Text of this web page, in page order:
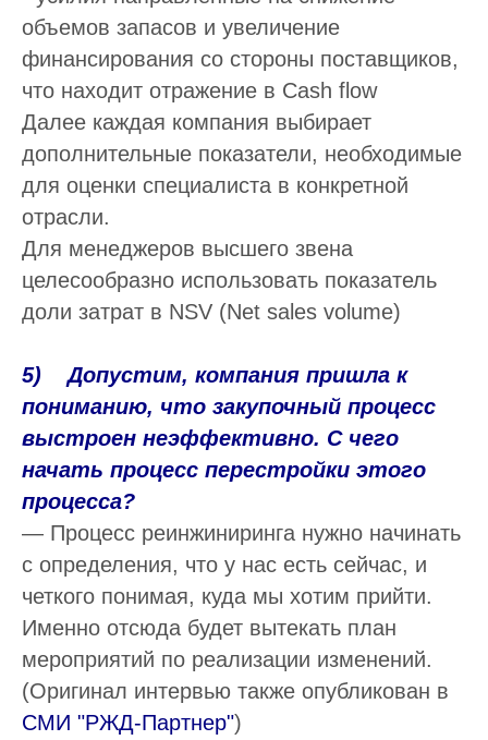
объемов запасов и увеличение
финансирования со стороны поставщиков,
что находит отражение в Cash flow
Далее каждая компания выбирает
дополнительные показатели, необходимые
для оценки специалиста в конкретной
отрасли.
Для менеджеров высшего звена
целесообразно использовать показатель
доли затрат в NSV (Net sales volume)
5) Допустим, компания пришла к
пониманию, что закупочный процесс
выстроен неэффективно. С чего
начать процесс перестройки этого
процесса?
— Процесс реинжиниринга нужно начинать
с определения, что у нас есть сейчас, и
четкого понимая, куда мы хотим прийти.
Именно отсюда будет вытекать план
мероприятий по реализации изменений.
(Оригинал интервью также опубликован в
СМИ "РЖД-Партнер")